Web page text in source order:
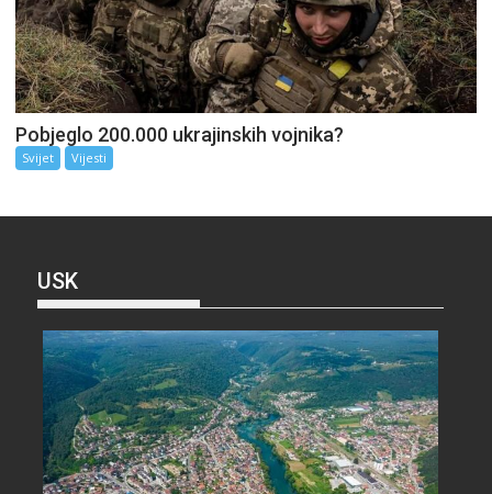
Pobjeglo 200.000 ukrajinskih vojnika?
Svijet Vijesti
USK